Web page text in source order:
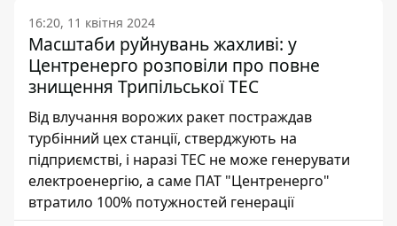
16:20, 11 квітня 2024
Масштаби руйнувань жахливі: у
Центренерго розповіли про повне
знищення Трипільської ТЕС
Від влучання ворожих ракет постраждав
турбінний цех станції, стверджують на
підприємстві, і наразі ТЕС не може генерувати
електроенергію, а саме ПАТ "Центренерго"
втратило 100% потужностей генерації